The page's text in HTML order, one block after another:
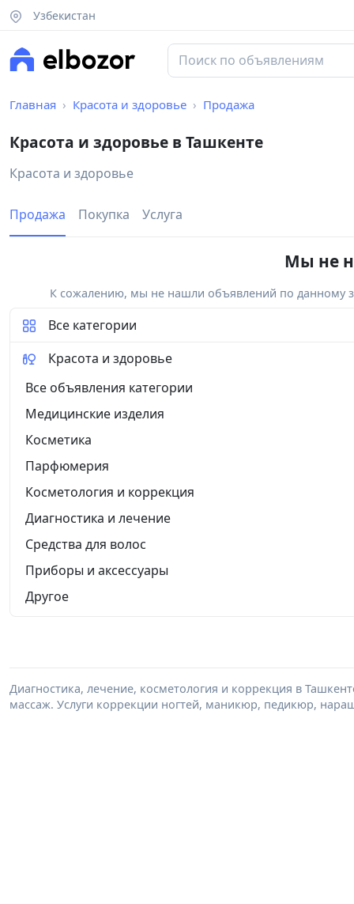
Узбекистан
Главная Красота и здоровье Продажа
Красота и здоровье в Ташкенте
Красота и здоровье
Продажа Покупка Услуга
Мы не
К сожалению, мы не нашли объявлений по данному
Все категории
Красота и здоровье
Все объявления категории
Медицинские изделия
Косметика
Парфюмерия
Косметология и коррекция
Диагностика и лечение
Средства для волос
Приборы и аксессуары
Другое
Диагностика, лечение, косметология и коррекция в
массаж. Услуги коррекции ногтей, маникюр, педикюр,